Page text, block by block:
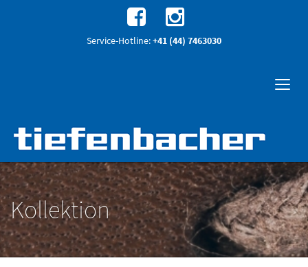
Service-Hotline:+41 (44) 7463030
Kollektion